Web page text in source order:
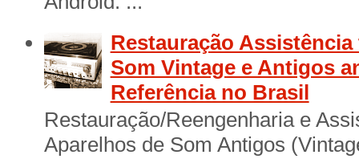
Restauração
Som Vintage e Antigos
Referência no Brasil
Restauração/Reengenharia e
Aparelhos de Som Antigos